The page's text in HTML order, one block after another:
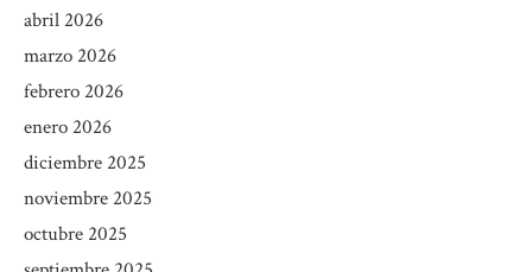
abril 2026
marzo 2026
febrero 2026
enero 2026
diciembre 2025
noviembre 2025
octubre 2025